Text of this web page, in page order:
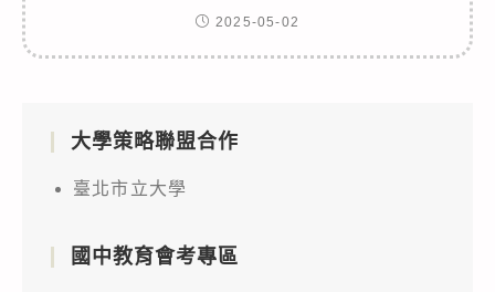
2025-05-02
大學策略聯盟合作
臺北市立大學
國中教育會考專區